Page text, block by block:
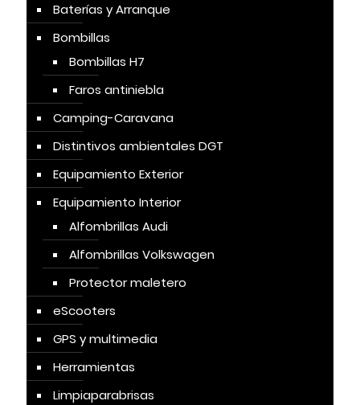
Baterías y Arranque
Bombillas
Bombillas H7
Faros antiniebla
Camping-Caravana
Distintivos ambientales DGT
Equipamiento Exterior
Equipamiento Interior
Alfombrillas Audi
Alfombrillas Volkswagen
Protector maletero
eScooters
GPS y multimedia
Herramientas
Limpiaparabrisas